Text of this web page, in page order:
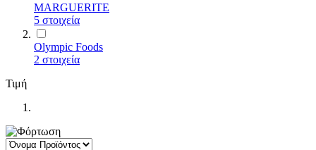
MARGUERITE
5 στοιχεία
Olympic Foods
2 στοιχεία
Τιμή